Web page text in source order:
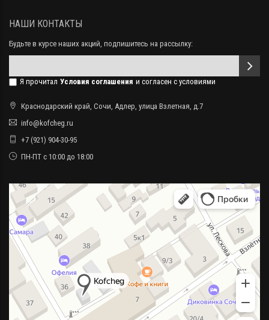
НАШИ КОНТАКТЫ
Будьте в курсе наших акций, подпишитесь на рассылку:
Я прочитал Условия соглашения и согласен с условиями
Краснодарский край, Сочи, Адлер, улица Взлетная, д.7
info@kofcheg.ru
+7 (921) 904-30-95
ПН-ПТ с 10:00 до 18:00